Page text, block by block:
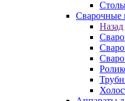
Сварочные
Назад